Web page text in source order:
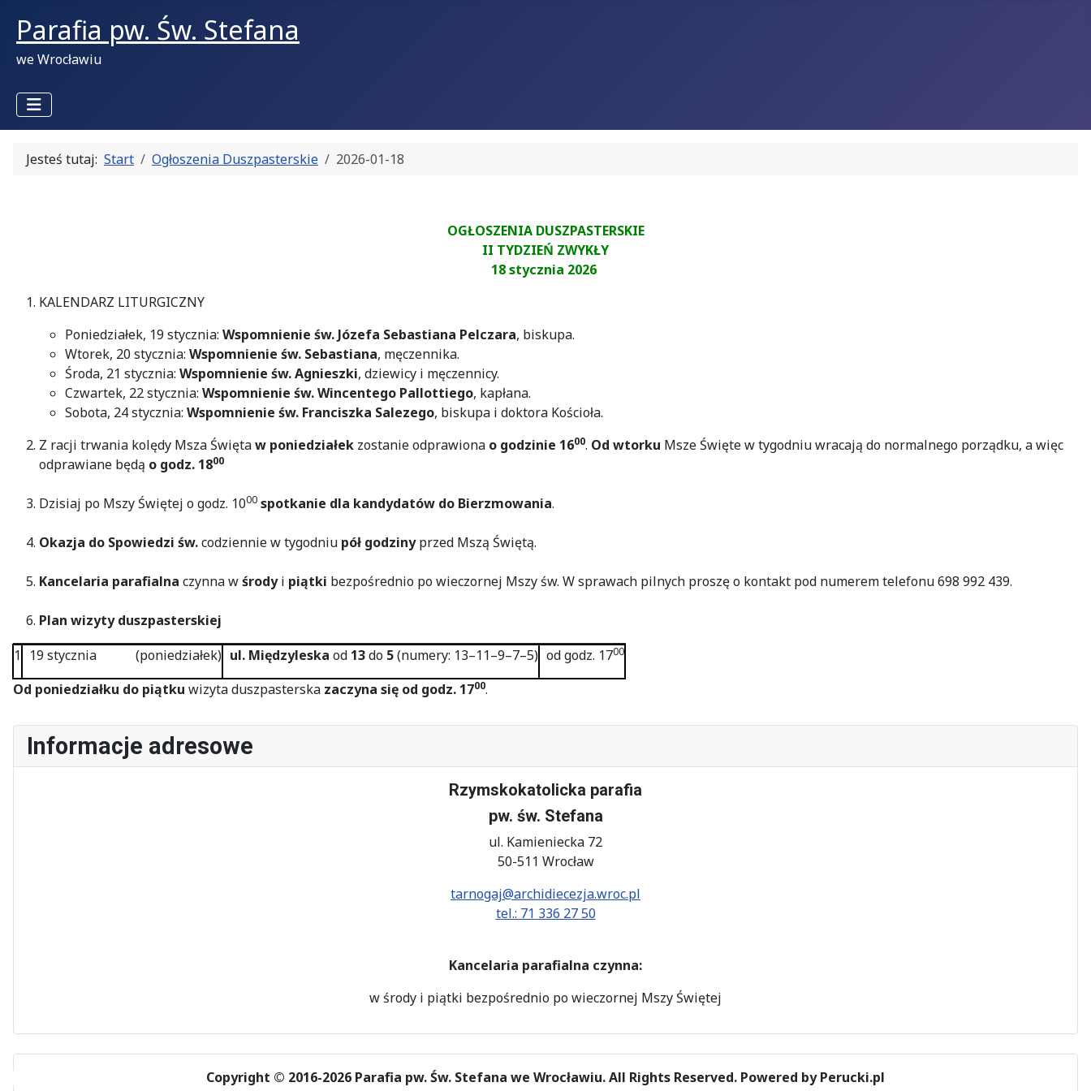
Parafia pw. Św. Stefana
we Wrocławiu
Informacje adresowe
Rzymskokatolicka parafia
pw. św. Stefana
ul. Kamieniecka 72
50-511 Wrocław
tarnogaj@archidiecezja.wroc.pl
tel.: 71 336 27 50
Kancelaria parafialna czynna:
w środy i piątki bezpośrednio po wieczornej Mszy Świętej
Jesteś tutaj: Start Ogłoszenia Duszpasterskie 2026-01-18
OGŁOSZENIA DUSZPASTERSKIE
II TYDZIEŃ ZWYKŁY
18 stycznia 2026
KALENDARZ LITURGICZNY
Poniedziałek, 19 stycznia: Wspomnienie św. Józefa Sebastiana Pelczara, biskupa.
Wtorek, 20 stycznia: Wspomnienie św. Sebastiana, męczennika.
Środa, 21 stycznia: Wspomnienie św. Agnieszki, dziewicy i męczennicy.
Czwartek, 22 stycznia: Wspomnienie św. Wincentego Pallottiego, kapłana.
Sobota, 24 stycznia: Wspomnienie św. Franciszka Salezego, biskupa i doktora Kościoła.
Z racji trwania kolędy Msza Świętaw poniedziałek zostanie odprawiona o godzinie 1600. Od wtorku Msze Święte w tygodniu wracają do normalnego porządku, a więc
odprawiane będą o godz. 1800
Dzisiaj po Mszy Świętej o godz. 1000 spotkanie dla kandydatów do Bierzmowania.
Okazja do Spowiedzi św.codziennie w tygodniu pół godzinyprzed Mszą Świętą.
Kancelaria parafialna czynna wśrodyi piątki bezpośrednio po wieczornej Mszy św. W sprawach pilnych proszę o kontakt pod numerem telefonu 698 992 439.
Plan wizyty duszpasterskiej
1
19 stycznia (poniedziałek) ul. Międzyleska od 13do 5(numery: 13–11–9–7–5) od godz. 1700
Od poniedziałku do piątku wizyta duszpasterska zaczyna się od godz. 1700.
Copyright © 2016-2026 Parafia pw. Św. Stefana we Wrocławiu. All Rights Reserved. Powered by Perucki.pl